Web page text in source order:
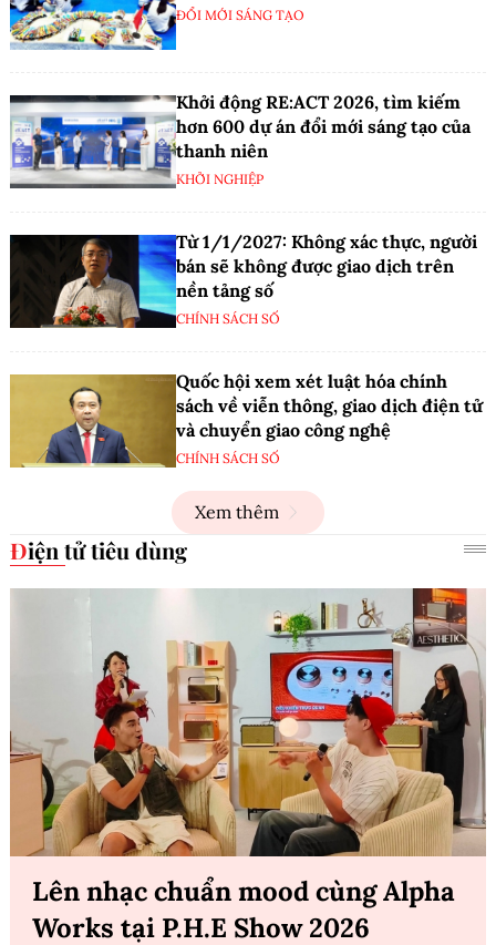
ĐỔI MỚI SÁNG TẠO
Khởi động RE:ACT 2026, tìm kiếm
hơn 600 dự án đổi mới sáng tạo của
thanh niên
KHỞI NGHIỆP
Từ 1/1/2027: Không xác thực, người
bán sẽ không được giao dịch trên
nền tảng số
CHÍNH SÁCH SỐ
Quốc hội xem xét luật hóa chính
sách về viễn thông, giao dịch điện tử
và chuyển giao công nghệ
CHÍNH SÁCH SỐ
Xem thêm
Điện tử tiêu dùng
Lên nhạc chuẩn mood cùng Alpha
Works tại P.H.E Show 2026